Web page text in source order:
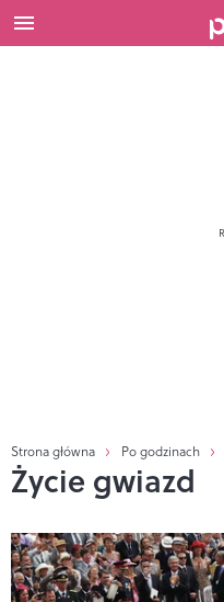
Strona główna Po godzinach
Życie gwiazd